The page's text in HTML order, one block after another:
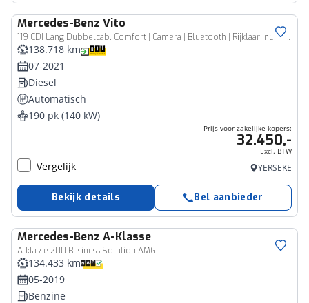
Mercedes-Benz Vito
119 CDI Lang Dubbelcab. Comfort | Camera | Bluetooth | Rijklaar inclusief 6 maanden BOVAG garantie!
Bedrijfswagen
138.718 km
07-2021
Diesel
Automatisch
190 pk (140 kW)
Prijs voor zakelijke kopers:
32.450,-
Excl. BTW
Vergelijk YERSEKE
Bekijk details Bel aanbieder
Mercedes-Benz A-Klasse
A-klasse 200 Business Solution AMG
134.433 km
05-2019
Benzine